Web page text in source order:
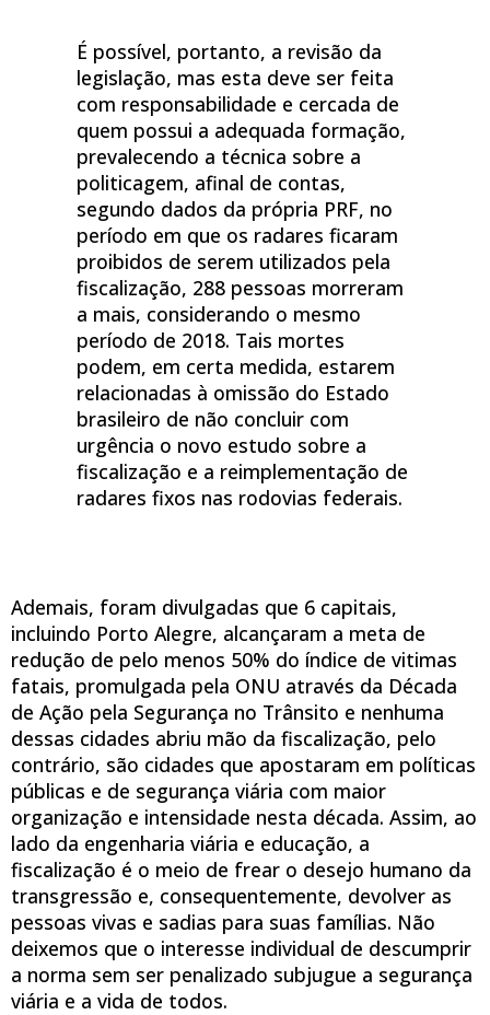
É possível, portanto, a revisão da
legislação, mas esta deve ser feita
com responsabilidade e cercada de
quem possui a adequada formação,
prevalecendo a técnica sobre a
politicagem, afinal de contas,
segundo dados da própria PRF, no
período em que os radares ficaram
proibidos de serem utilizados pela
fiscalização, 288 pessoas morreram
a mais, considerando o mesmo
período de 2018. Tais mortes
podem, em certa medida, estarem
relacionadas à omissão do Estado
brasileiro de não concluir com
urgência o novo estudo sobre a
fiscalização e a reimplementação de
radares fixos nas rodovias federais.
Ademais, foram divulgadas que 6 capitais,
incluindo Porto Alegre, alcançaram a meta de
redução de pelo menos 50% do índice de vitimas
fatais, promulgada pela ONU através da Década
de Ação pela Segurança no Trânsito e nenhuma
dessas cidades abriu mão da fiscalização, pelo
contrário, são cidades que apostaram em políticas
públicas e de segurança viária com maior
organização e intensidade nesta década. Assim, ao
lado da engenharia viária e educação, a
fiscalização é o meio de frear o desejo humano da
transgressão e, consequentemente, devolver as
pessoas vivas e sadias para suas famílias. Não
deixemos que o interesse individual de descumprir
a norma sem ser penalizado subjugue a segurança
viária e a vida de todos.